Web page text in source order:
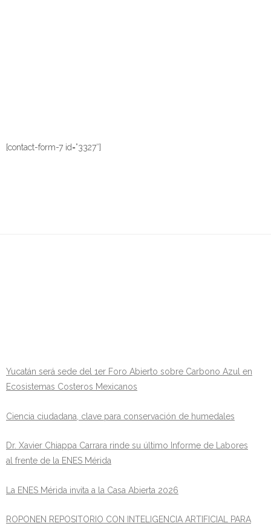
[contact-form-7 id=”3327″]
Yucatán será sede del 1er Foro Abierto sobre Carbono Azul en
Ecosistemas Costeros Mexicanos
Ciencia ciudadana, clave para conservación de humedales
Dr. Xavier Chiappa Carrara rinde su último Informe de Labores
al frente de la ENES Mérida
La ENES Mérida invita a la Casa Abierta 2026
ROPONEN REPOSITORIO CON INTELIGENCIA ARTIFICIAL PARA